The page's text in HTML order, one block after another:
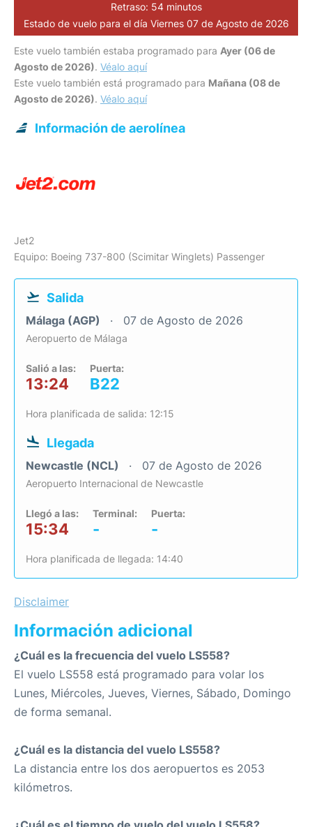
Retraso: 54 minutos
Estado de vuelo para el día Viernes 07 de Agosto de 2026
Este vuelo también estaba programado para Ayer (06 de
Agosto de 2026). Véalo aquí
Este vuelo también está programado para Mañana (08 de
Agosto de 2026). Véalo aquí
Información de aerolínea
Jet2
Equipo: Boeing 737-800 (Scimitar Winglets) Passenger
Salida
Málaga (AGP) 07 de Agosto de 2026
Aeropuerto de Málaga
Salió a las:
13:24
Puerta:
B22
Hora planificada de salida: 12:15
Llegada
Newcastle (NCL) 07 de Agosto de 2026
Aeropuerto Internacional de Newcastle
Llegó a las:
15:34
Terminal:
-
Puerta:
-
Hora planificada de llegada: 14:40
Disclaimer
Información adicional
¿Cuál es la frecuencia del vuelo LS558?
El vuelo LS558 está programado para volar los
Lunes, Miércoles, Jueves, Viernes, Sábado, Domingo
de forma semanal.
¿Cuál es la distancia del vuelo LS558?
La distancia entre los dos aeropuertos es 2053
kilómetros.